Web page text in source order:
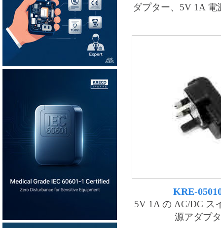
ダプター、5V 1A 電
KRE-
5V 1A の AC/DC ス
源アダプ